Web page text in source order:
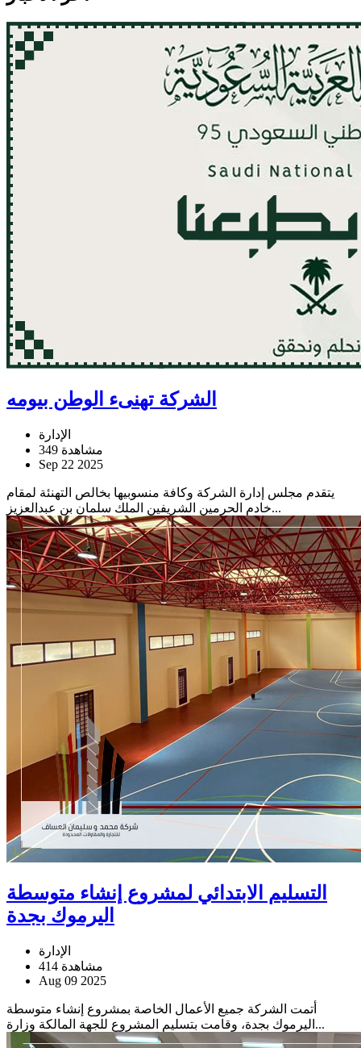
الشركة تهنىء الوطن بيومه
الإدارة
349 مشاهدة
Sep 22 2025
يتقدم مجلس إدارة الشركة وكافة منسوبيها بخالص التهنئة لمقام
خادم الحرمين الشريفين الملك سلمان بن عبدالعزيز...
التسليم الابتدائي لمشروع إنشاء متوسطة
اليرموك بجدة
الإدارة
414 مشاهدة
Aug 09 2025
أتمت الشركة جميع الأعمال الخاصة بمشروع إنشاء متوسطة
اليرموك بجدة، وقامت بتسليم المشروع للجهة المالكة وزارة...